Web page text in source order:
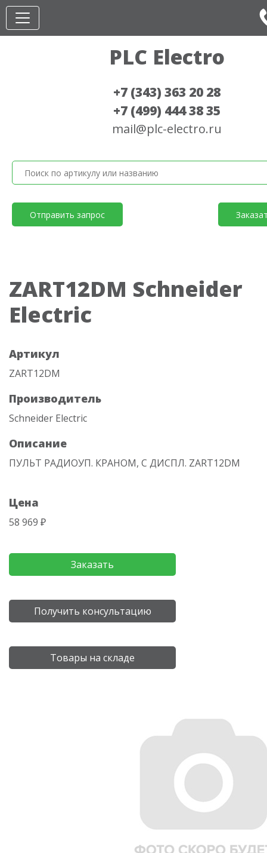
PLC Electro
+7 (343) 363 20 28
+7 (499) 444 38 35
mail@plc-electro.ru
Отправить запрос
ZART12DM Schneider
Electric
Артикул
ZART12DM
Производитель
Schneider Electric
Описание
ПУЛЬТ РАДИОУП. КРАНОМ, С ДИСПЛ. ZART12DМ
Цена
58 969 ₽
Заказать
Получить консультацию
Товары на складе